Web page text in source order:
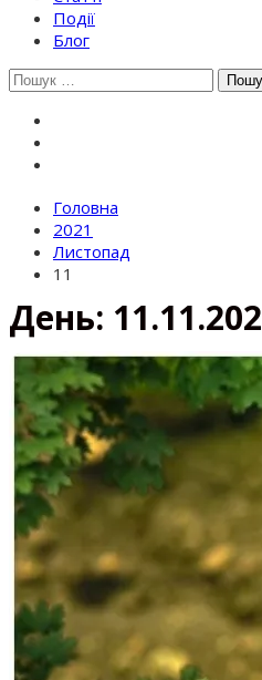
Події
Блог
Шукати:
Головна
2021
Листопад
11
День: